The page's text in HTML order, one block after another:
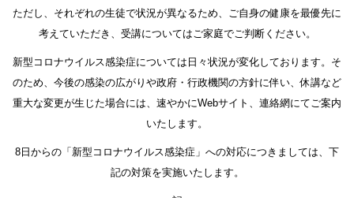
ただし、それぞれの生徒で状況が異なるため、ご自身の健康を最優先に
考えていただき、受講についてはご家庭でご判断ください。
新型コロナウイルス感染症については日々状況が変化しております。そ
のため、今後の感染の広がりや政府・行政機関の方針に伴い、休講など
重大な変更が生じた場合には、速やかにWebサイト、連絡網にてご案内
いたします。
8日からの「新型コロナウイルス感染症」への対応につきましては、下
記の対策を実施いたします。